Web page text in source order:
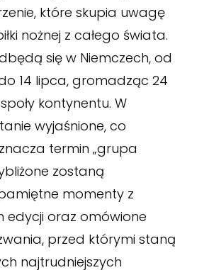
które skupia uwagę
nożnej z całego świata.
się w Niemczech, od
14 lipca, gromadząc 24
kontynentu. W
wyjaśnione, co
termin „grupa
zostaną
momenty z
edycji oraz omówione
przed którymi staną
najtrudniejszych